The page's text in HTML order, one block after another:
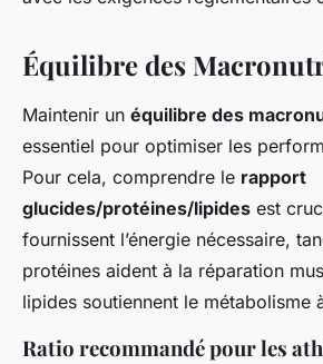
Équilibre des
Maintenir un équilibre des
essentiel pour optimiser les
Pour cela, comprendre le rapport
glucides/protéines/lipides est
fournissent l’énergie nécessaire,
protéines aident à la réparation
lipides soutiennent le métabolisme
Ratio recommandé pour les